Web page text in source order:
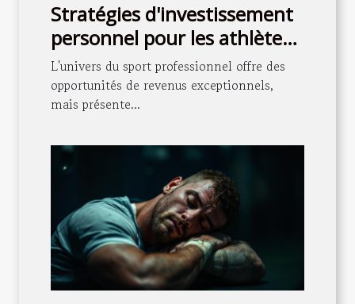
Stratégies d'investissement
personnel pour les athlètes
professionnels
L'univers du sport professionnel offre des
opportunités de revenus exceptionnels,
mais présente...